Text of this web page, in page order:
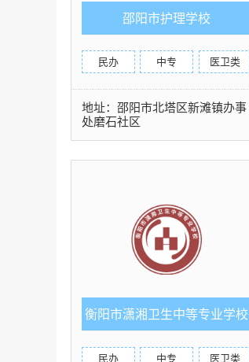
邵阳市护理学校
民办 中专 医卫类
地址：邵阳市北塔区新滩镇办事
处磨石社区
衡阳市潇湘卫生中等专业学校
民办 中专 医卫类